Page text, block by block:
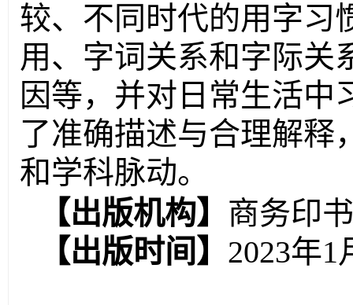
较、不同时代的用字习
用、字词关系和字际关
因等，并对日常生活中
了准确描述与合理解释
和学科脉动。
【出版机构】 商务印
【出版时间 】 2023年1